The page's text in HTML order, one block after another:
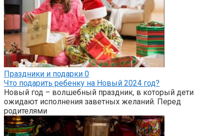
Праздники и подарки 0
Что подарить ребенку на Новый 2024 год?
Новый год – волшебный праздник, в который дети
ожидают исполнения заветных желаний. Перед
родителями